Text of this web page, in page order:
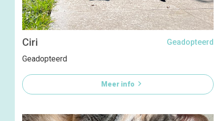
Ciri
Geadopteerd
Geadopteerd
Meer info 